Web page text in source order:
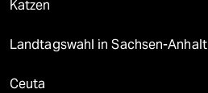
Katzen
Landtagswahl in Sachsen-Anhalt
Ceuta